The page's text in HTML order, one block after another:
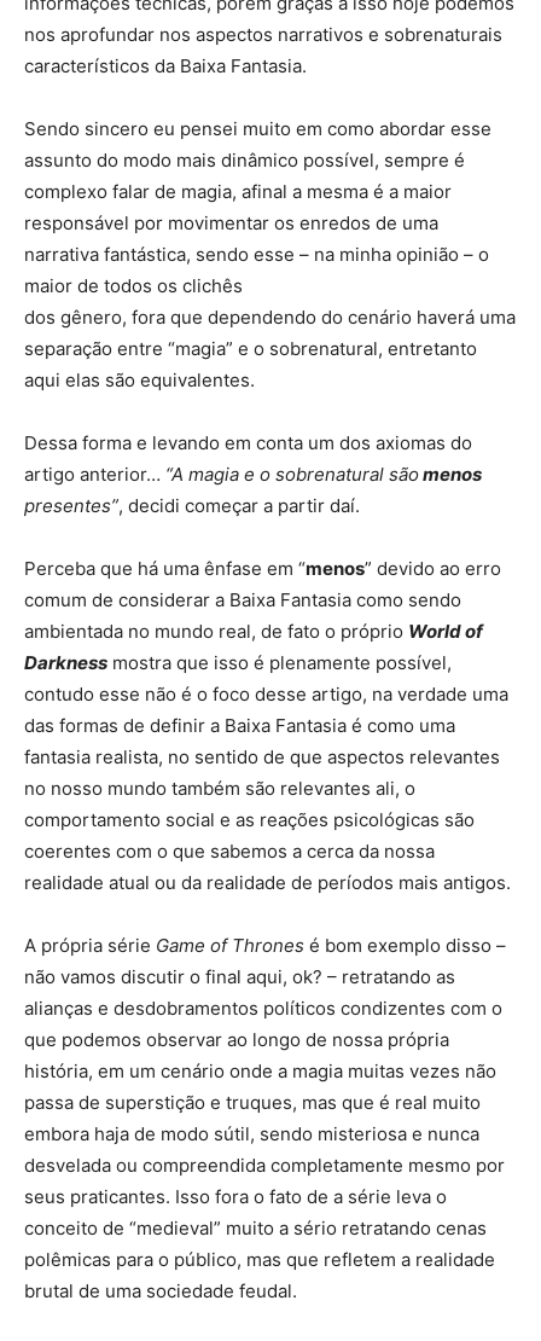
nos aprofundar nos aspectos narrativos e sobrenaturais
característicos da Baixa Fantasia.
Sendo sincero eu pensei muito em como abordar esse
assunto do modo mais dinâmico possível, sempre é
complexo falar de magia, afinal a mesma é a maior
responsável por movimentar os enredos de uma
narrativa fantástica, sendo esse – na minha opinião – o
maior de todos os clichês
dos gênero, fora que dependendo do cenário haverá uma
separação entre “magia” e o sobrenatural, entretanto
aqui elas são equivalentes.
Dessa forma e levando em conta um dos axiomas do
artigo anterior… “A magia e o sobrenatural sãomenos
presentes”, decidi começar a partir daí.
Perceba que há uma ênfase em “menos” devido ao erro
comum de considerar a Baixa Fantasia como sendo
ambientada no mundo real, de fato o próprio World of
Darkness mostra que isso é plenamente possível,
contudo esse não é o foco desse artigo, na verdade uma
das formas de definir a Baixa Fantasia é como uma
fantasia realista, no sentido de que aspectos relevantes
no nosso mundo também são relevantes ali, o
comportamento social e as reações psicológicas são
coerentes com o que sabemos a cerca da nossa
realidade atual ou da realidade de períodos mais antigos.
A própria série Game of Thrones é bom exemplo disso –
não vamos discutir o final aqui, ok? – retratando as
alianças e desdobramentos políticos condizentes com o
que podemos observar ao longo de nossa própria
história, em um cenário onde a magia muitas vezes não
passa de superstição e truques, mas que é real muito
embora haja de modo sútil, sendo misteriosa e nunca
desvelada ou compreendida completamente mesmo por
seus praticantes. Isso fora o fato de a série leva o
conceito de “medieval” muito a sério retratando cenas
polêmicas para o público, mas que refletem a realidade
brutal de uma sociedade feudal.